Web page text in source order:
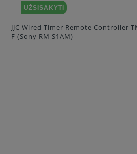
UŽSISAKYTI
JJC Wired Remote 1m MA F (Sony RM
S1AM)